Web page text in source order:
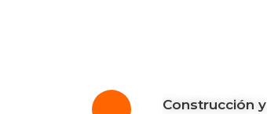
Construcción y